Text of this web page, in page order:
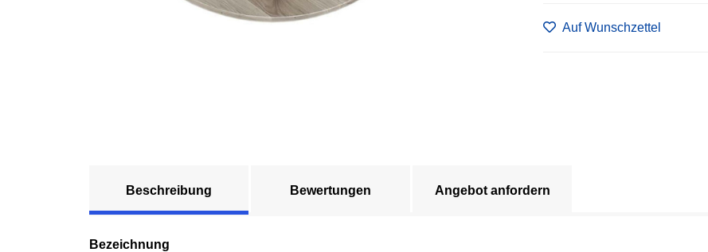
Auf Wunschzettel
Beschreibung Bewertungen Angebot anfordern
Bezeichnung